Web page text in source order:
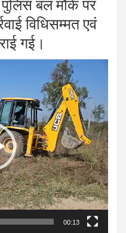
बल मौके पर
विधिसम्मत एवं
गई।
00:13